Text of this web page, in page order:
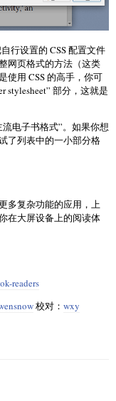
行设置的 CSS 配置文件
网页格式的方法（这类
使用 CSS 的高手，你可
stylesheet” 部分，这就是
电子书格式”。如果你想
了列表中的一小部分格
多复杂功能的应用，上
在大屏设备上的阅读体
readers
校对： wxy